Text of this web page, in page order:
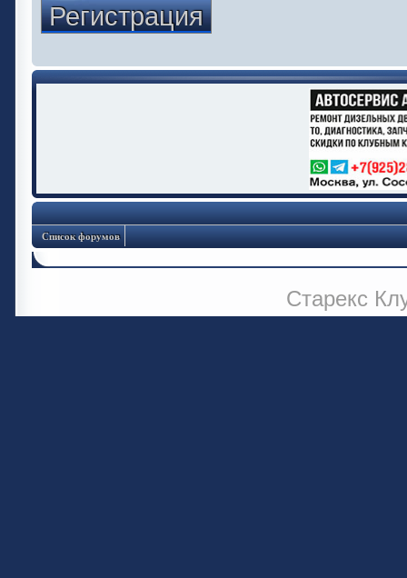
Регистрация
Список форумов
Старекс